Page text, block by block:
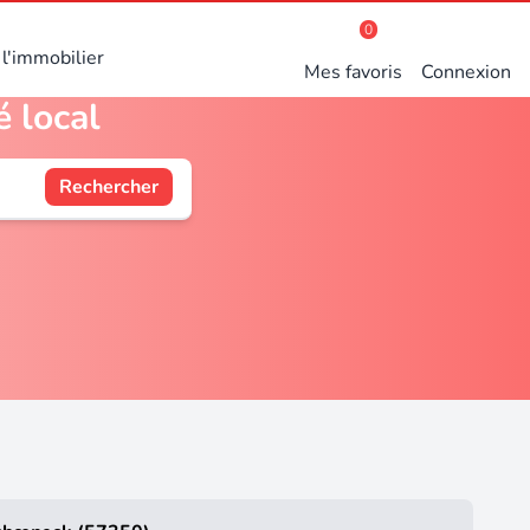
l'immobilier
0
Mes favoris Connexion
local
Rechercher